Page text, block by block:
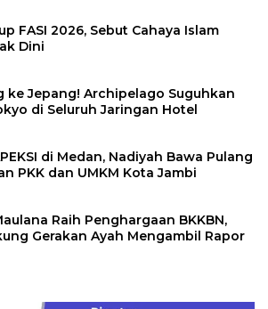
FASI 2026, Sebut Cahaya Islam
Dini
ke Jepang! Archipelago Suguhkan
di Seluruh Jaringan Hotel
di Medan, Nadiyah Bawa Pulang
PKK dan UMKM Kota Jambi
Raih Penghargaan BKKBN,
Gerakan Ayah Mengambil Rapor